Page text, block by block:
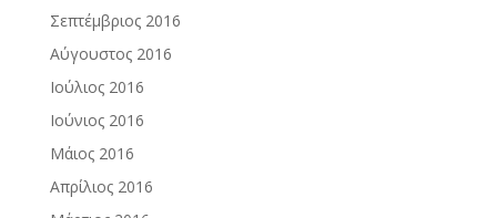
Σεπτέμβριος 2016
Αύγουστος 2016
Ιούλιος 2016
Ιούνιος 2016
Μάιος 2016
Απρίλιος 2016